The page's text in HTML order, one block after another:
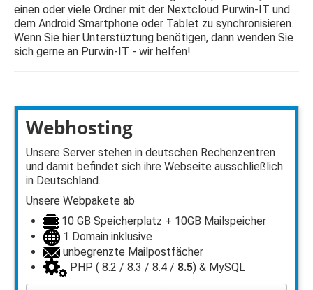
einen oder viele Ordner mit der Nextcloud Purwin-IT und
dem Android Smartphone oder Tablet zu synchronisieren.
Wenn Sie hier Unterstüztung benötigen, dann wenden Sie
sich gerne an Purwin-IT - wir helfen!
Webhosting
Unsere Server stehen in deutschen Rechenzentren
und damit befindet sich ihre Webseite ausschließlich
in Deutschland.
Unsere Webpakete ab
10 GB Speicherplatz + 10GB Mailspeicher
1 Domain inklusive
unbegrenzte Mailpostfächer
PHP ( 8.2 / 8.3 / 8.4 / 8.5) & MySQL